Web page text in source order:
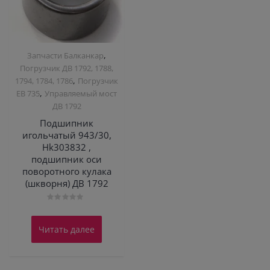
Запчасти Балканкар,
Погрузчик ДВ 1792, 1788,
1794, 1784, 1786, Погрузчик
ЕВ 735,Управляемый мост
ДВ 1792
Подшипник
игольчатый 943/30,
Hk303832 ,
подшипник оси
поворотного кулака
(шкворня) ДВ 1792
0
5
Читать далее